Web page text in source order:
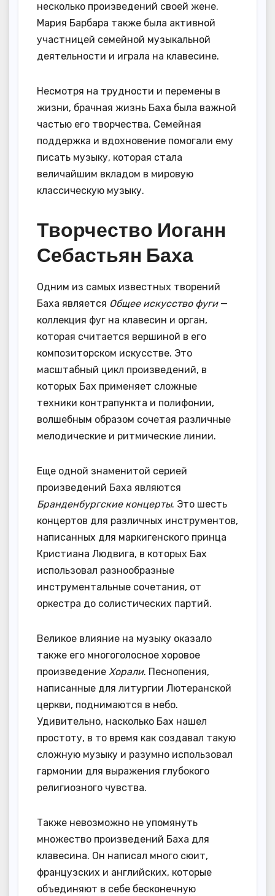
несколько произведений своей жене.
Мария Барбара также была активной
участницей семейной музыкальной
деятельности и играла на клавесине.
Несмотря на трудности и перемены в
жизни, брачная жизнь Баха была важной
частью его творчества. Семейная
поддержка и вдохновение помогали ему
писать музыку, которая стала
величайшим вкладом в мировую
классическую музыку.
Творчество Иоганн
Себастьян Баха
Одним из самых известных творений
Баха является Общее искусство фуги—
коллекция фуг на клавесин и орган,
которая считается вершиной в его
композиторском искусстве. Это
масштабный цикл произведений, в
которых Бах применяет сложные
техники контрапункта и полифонии,
волшебным образом сочетая различные
мелодические и ритмические линии.
Еще одной знаменитой серией
произведений Баха являются
Бранденбургские концерты. Это шесть
концертов для различных инструментов,
написанных для маркигенского принца
Кристиана Людвига, в которых Бах
использовал разнообразные
инструментальные сочетания, от
оркестра до солистических партий.
Великое влияние на музыку оказало
также его многоголосное хоровое
произведение Хорали. Песнопения,
написанные для литургии Лютеранской
церкви, поднимаются в небо.
Удивительно, насколько Бах нашел
простоту, в то время как создавал такую
сложную музыку и разумно использовал
гармонии для выражения глубокого
религиозного чувства.
Также невозможно не упомянуть
множество произведений Баха для
клавесина. Он написал много сюит,
французских и английских, которые
объединяют в себе бесконечную